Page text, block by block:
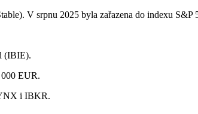
V srpnu 2025 byla zařazena do indexu S&P
(IBIE).
EUR.
i IBKR.